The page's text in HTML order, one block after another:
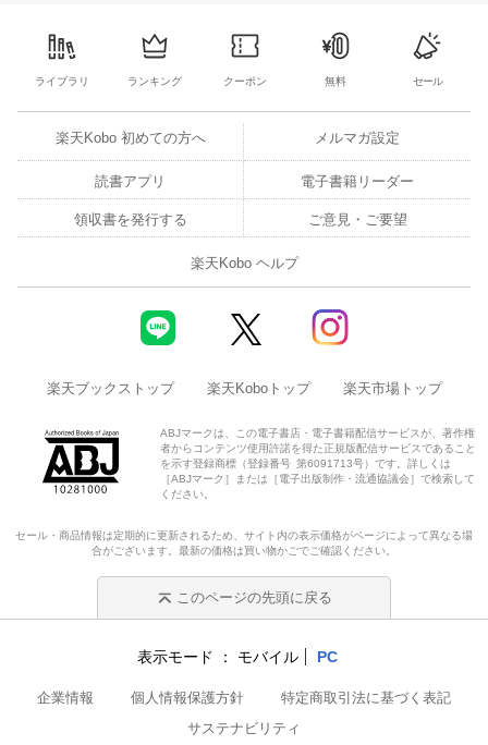
ライブラリ ランキング クーポン 無料 セール
楽天Kobo 初めての方へ メルマガ設定
読書アプリ 電子書籍リーダー
領収書を発行する ご意見・ご要望
楽天Kobo ヘルプ
楽天ブックストップ 楽天Koboトップ 楽天市場トップ
ABJマークは、この電子書店・電子書籍配信サービスが、著作権
者からコンテンツ使用許諾を得た正規版配信サービスであること
を示す登録商標（登録番号 第6091713号）です。詳しくは
［ABJマーク］または［電子出版制作・流通協議会］で検索して
ください。
セール・商品情報は定期的に更新されるため、サイト内の表示価格がページによって異なる場
合がございます。最新の価格は買い物かごでご確認ください。
このページの先頭に戻る
表示モード モバイル PC
企業情報 個人情報保護方針
特定商取引法に基づく表記
サステナビリティ